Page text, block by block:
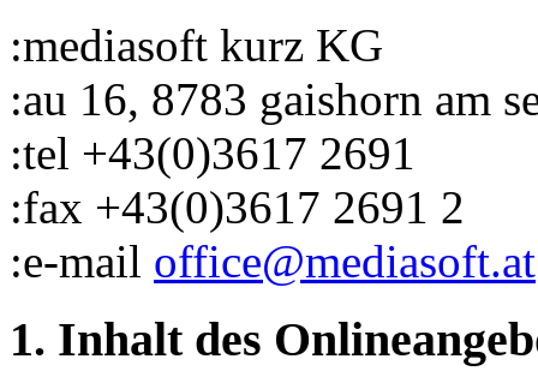
:mediasoft kurz KG
:au 16, 8783 gaishorn am
:tel +43(0)3617 2691
:fax +43(0)3617 2691 2
:e-mail office@mediasoft.at
1. Inhalt des